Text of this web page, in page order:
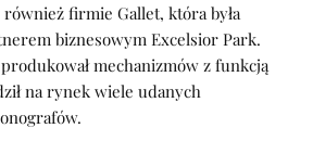
również firmie Gallet, która była
biznesowym Excelsior Park.
mechanizmów z funkcją
na rynek wiele udanych